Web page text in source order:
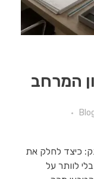
המרחב
כיצד לחלק את
לוותר על